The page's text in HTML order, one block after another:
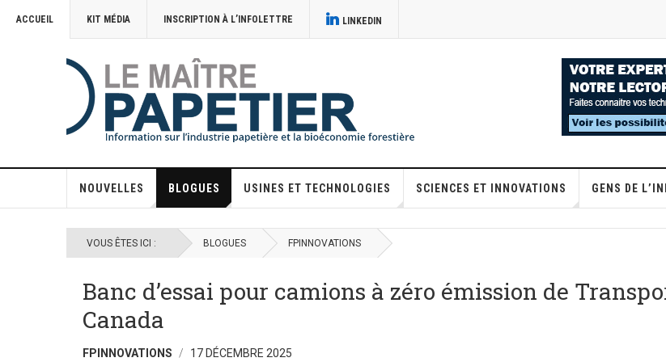
ACCUEIL KIT MÉDIA INSCRIPTION À L’INFOLETTRE LINKEDIN
NOUVELLES BLOGUES USINES ET TECHNOLOGIES SCIENCES ET INNOVATIONS GENS DE
VOUS ÊTES ICI : BLOGUES FPINNOVATIONS
Banc d’essai pour camions à zéro émission de
Canada
FPINNOVATIONS 17 DÉCEMBRE 2025